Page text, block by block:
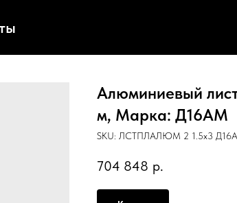
Алюминиевый
м, Марка: Д16АМ
SKU: ЛСТПЛАЛЮМ 2 1.5х3
704 848 р.